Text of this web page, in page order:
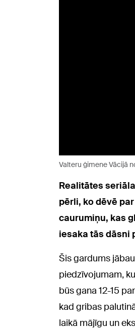
Valteru ģimene Vācijā
Realitātes
pērli, ko dēvē par
caurumiņu, kas
iesaka tās dāsni
Šis gardums
piedzīvojumam,
būs gana 12-15
kad gribas
laikā mājīgu un